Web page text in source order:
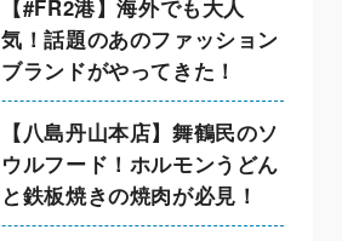
【#FR2港】海外でも大人
気！話題のあのファッション
ブランドがやってきた！
【八島丹山本店】舞鶴民のソ
ウルフード！ホルモンうどん
と鉄板焼きの焼肉が必見！